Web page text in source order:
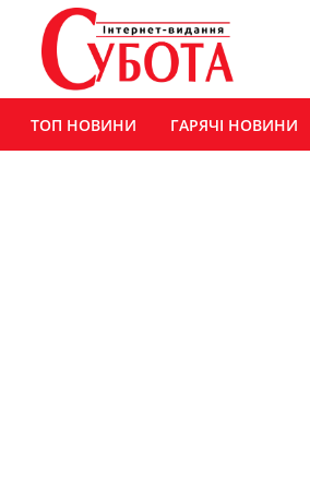
ТОП НОВИНИ ГАРЯЧІ НОВИНИ